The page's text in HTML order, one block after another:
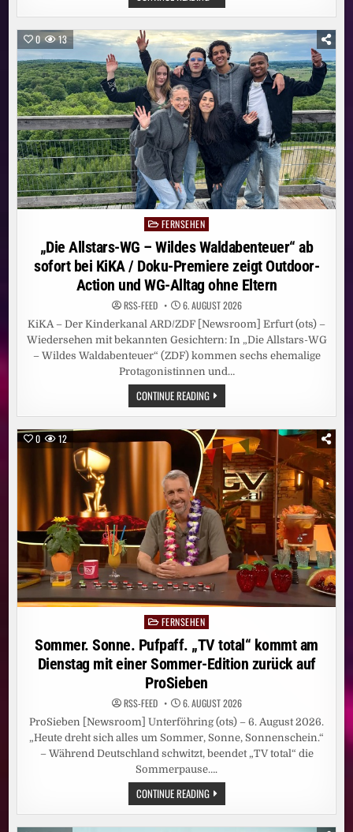
UND
GUTE
BEI
„SOMMER-
SPASS M
IT A
NDY B
ORG“
0 13
PostedFERNSEHEN
„Die Allstars-WG – Wildes Waldabenteuer“ ab
sofort bei KiKA / Doku-Premiere zeigt Outdoor-
Action und WG-Alltag ohne Eltern
RSS-FEED 6. AUGUST 2026
KiKA – Der Kinderkanal ARD/ZDF [Newsroom] Erfurt (ots) –
Wiedersehen mit bekannten Gesichtern: In „Die Allstars-WG
– Wildes Waldabenteuer“ (ZDF) kommen sechs ehemalige
Protagonistinnen und…
CONTINUE READING„DIE
ALLSTARS-
WG
WILDES
WALDABENTEUER“
AB
SOFORT
BEI
KIKA
/
DOKU-
PREMIERE
ZEIGT
OUTDOOR-
ACTION
UND
WG-
ALLTAG
OHNE
ELTERN
0 12
Posted
in
FERNSEHEN
Sommer. Sonne. Pufpaff. „TV total“ kommt am
Dienstag mit einer Sommer-Edition zurück auf
ProSieben
RSS-FEED 6. AUGUST 2026
ProSieben [Newsroom] Unterföhring (ots) – 6. August 2026.
„Heute dreht sich alles um Sommer, Sonne, Sonnenschein.“
– Während Deutschland schwitzt, beendet „TV total“ die
Sommerpause….
CONTINUE READINGSOMMER.
SONNE.
PUFPAFF.